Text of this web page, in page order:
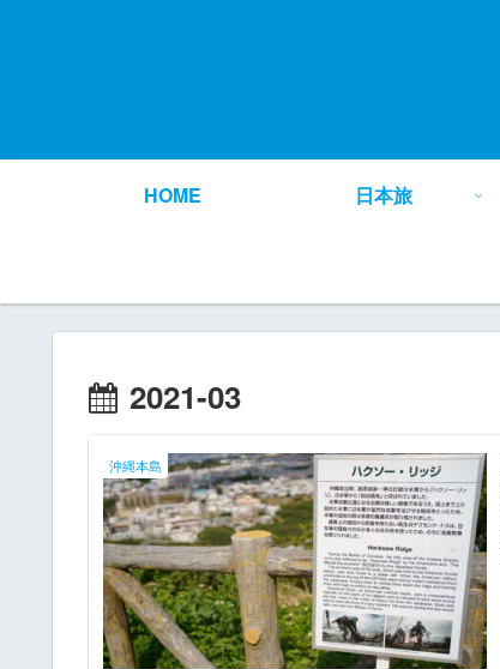
HOME 日本旅
2021-03
沖縄本島